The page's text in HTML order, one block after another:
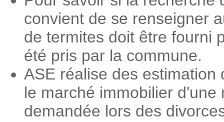
convient de se renseigner
de termites doit être fourni
été pris par la commune.
ASE réalise des
le marché immobilier
demandée lors des